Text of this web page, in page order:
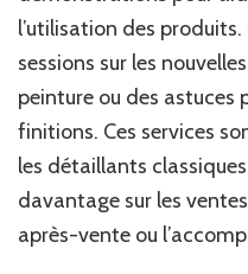
l’utilisation des
sessions sur les
peinture ou des astuces
finitions. Ces services
les détaillants
davantage sur les
après-vente ou